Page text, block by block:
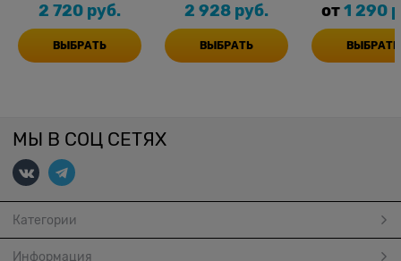
2 720 руб.
ВЫБРАТЬ
2 928 руб.
ВЫБРАТЬ
от1 290
ВЫБРАТЬ
МЫ В СОЦ СЕТЯХ
Категории
Информация